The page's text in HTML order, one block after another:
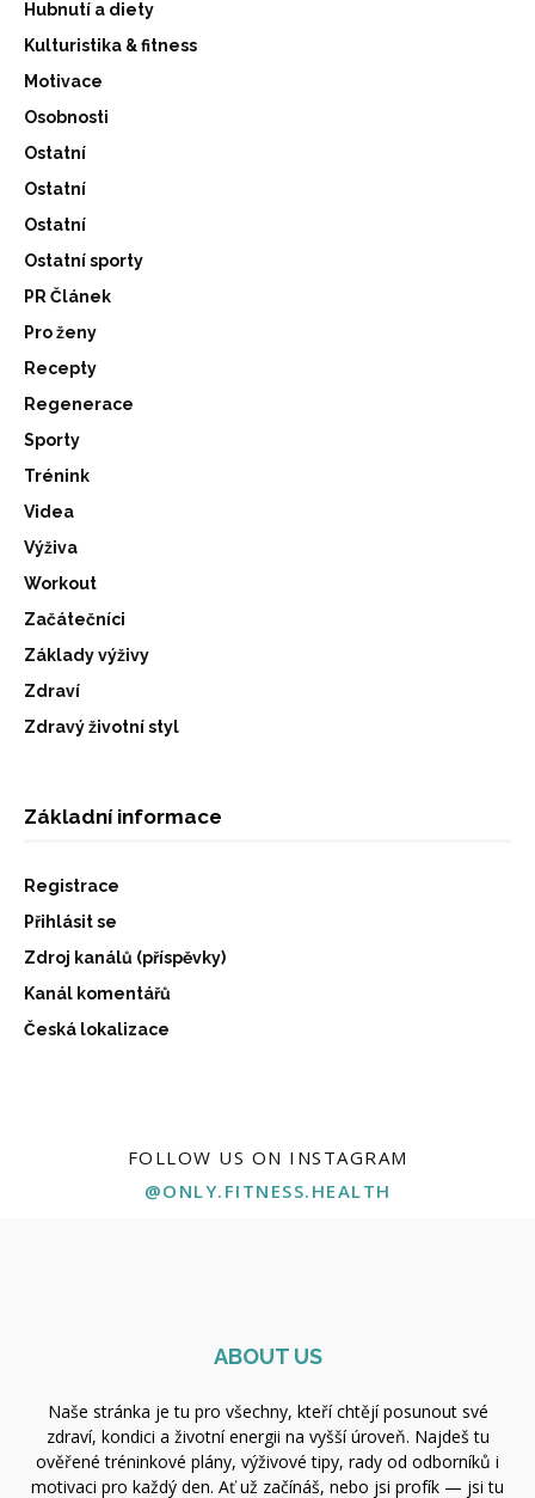
Hubnutí a diety
Kulturistika & fitness
Motivace
Osobnosti
Ostatní
Ostatní
Ostatní
Ostatní sporty
PR Článek
Pro ženy
Recepty
Regenerace
Sporty
Trénink
Videa
Výživa
Workout
Začátečníci
Základy výživy
Zdraví
Zdravý životní styl
Základní informace
Registrace
Přihlásit se
Zdroj kanálů (příspěvky)
Kanál komentářů
Česká lokalizace
FOLLOW US ON INSTAGRAM
@ONLY.FITNESS.HEALTH
ABOUT US
Naše stránka je tu pro všechny, kteří chtějí posunout své
zdraví, kondici a životní energii na vyšší úroveň. Najdeš tu
ověřené tréninkové plány, výživové tipy, rady od odborníků i
motivaci pro každý den. Ať už začínáš, nebo jsi profík — jsi tu